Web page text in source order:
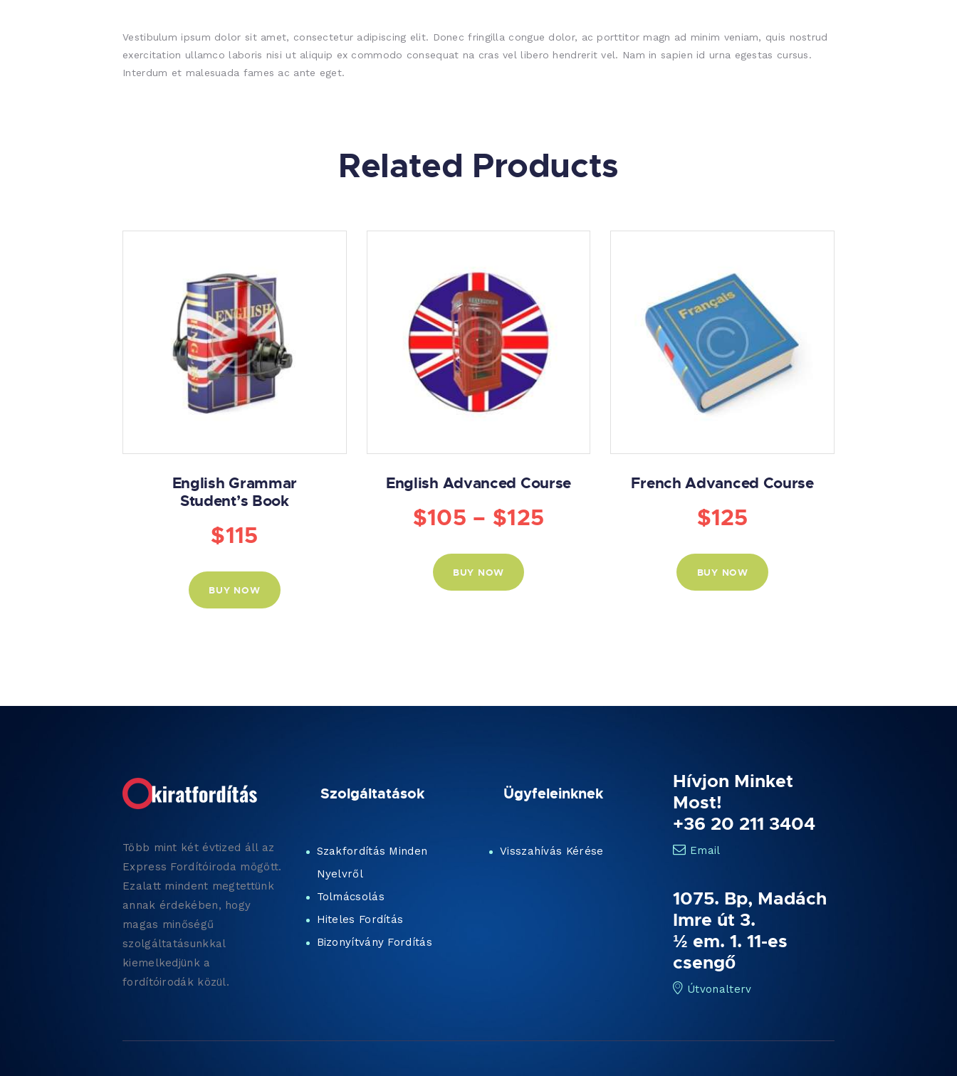
Vestibulum ipsum dolor sit amet, consectetur adipiscing elit. Donec fringilla congue dolor, ac porttitor magn ad minim veniam, quis nostrud
exercitation ullamco laboris nisi ut aliquip ex commodo consequat na cras vel libero hendrerit vel. Nam in sapien id urna egestas cursus.
Interdum et malesuada fames ac ante eget.
Related Products
English Grammar
Student’s Book
$115
BUY NOW
English Advanced Course
$105 – $125
BUY NOW
French Advanced Course
$125
BUY NOW
Több mint két évtized áll az
Express Fordítóiroda mögött.
Ezalatt mindent megtettünk
annak érdekében, hogy
magas minőségű
szolgáltatásunkkal
kiemelkedjünk a
fordítóirodák közül.
Szolgáltatások
Szakfordítás Minden
Nyelvről
Tolmácsolás
Hiteles Fordítás
Bizonyítvány Fordítás
Ügyfeleinknek
Visszahívás Kérése
Hívjon Minket
Most!
+36 20 211 3404
Email
1075. Bp, Madách
Imre út 3.
½ em. 1. 11-es
csengő
Útvonalterv